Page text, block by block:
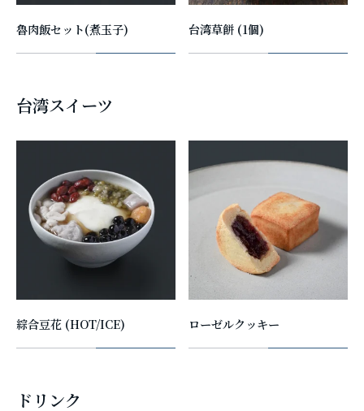
魯肉飯セット(煮玉子) 台湾草餅 (1個)
台湾スイーツ
綜合豆花 (HOT/ICE) ローゼルクッキー
ドリンク